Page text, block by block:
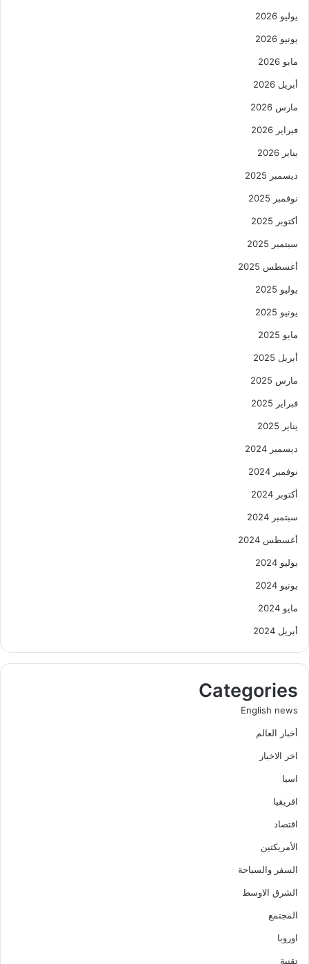
يوليو 2026
يونيو 2026
مايو 2026
أبريل 2026
مارس 2026
فبراير 2026
يناير 2026
ديسمبر 2025
نوفمبر 2025
أكتوبر 2025
سبتمبر 2025
أغسطس 2025
يوليو 2025
يونيو 2025
مايو 2025
أبريل 2025
مارس 2025
فبراير 2025
يناير 2025
ديسمبر 2024
نوفمبر 2024
أكتوبر 2024
سبتمبر 2024
أغسطس 2024
يوليو 2024
يونيو 2024
مايو 2024
أبريل 2024
Categories
English news
أخبار العالم
اخر الاخبار
اسيا
افريقيا
اقتصاد
الأمريكتين
السفر والسياحة
الشرق الاوسط
المجتمع
اوروبا
تقنية